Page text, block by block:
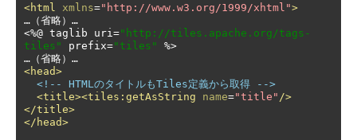
<html
xmlns="http://www.w3.org/1999/xhtml">
<%@ taglib uri ="http://tiles.apache.org/tags-
tiles"
prefix="tiles"
%>
<head>
<!-- HTMLのタイトルもTiles定義から取得 -->
<title><tiles:getAsString
name="title" />
</title>
</head>